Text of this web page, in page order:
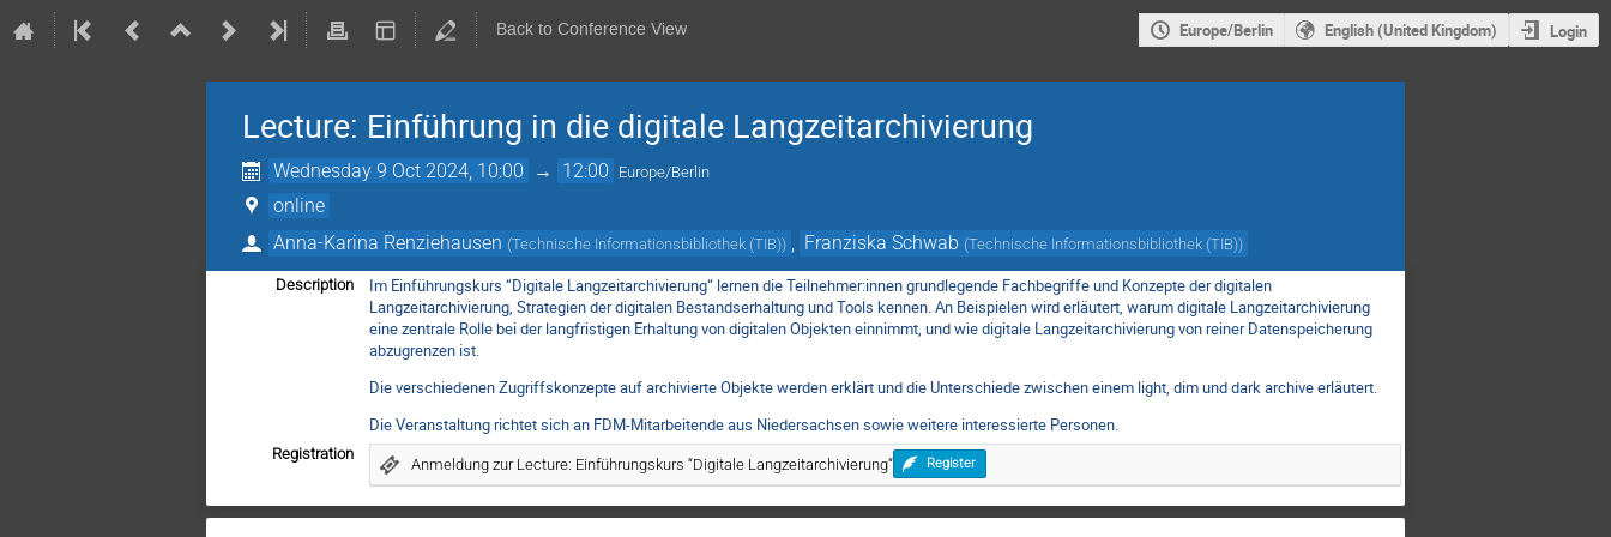
Back to Conference View Europe/Berlin English (United Kingdom) Login
Lecture: Einführung in die digitale Langzeitarchivierung
Wednesday 9 Oct 2024, 10:00 → 12:00 Europe/Berlin
online
Anna-Karina Renziehausen (Technische Informationsbibliothek (TIB)) Franziska Schwab (Technische Informationsbibliothek (TIB))
Description
Im Einführungskurs “Digitale Langzeitarchivierung“ lernen die Teilnehmer:innen grundlegende Fachbegriffe und Konzepte der digitalen
Langzeitarchivierung, Strategien der digitalen Bestandserhaltung und Tools kennen. An Beispielen wird erläutert, warum digitale Langzeitarchivierung
eine zentrale Rolle bei der langfristigen Erhaltung von digitalen Objekten einnimmt, und wie digitale Langzeitarchivierung von reiner Datenspeicherung
abzugrenzen ist.
Die verschiedenen Zugriffskonzepte auf archivierte Objekte werden erklärt und die Unterschiede zwischen einem light, dim und dark archive erläutert.
Die Veranstaltung richtet sich an FDM-Mitarbeitende aus Niedersachsen sowie weitere interessierte Personen.
Registration
Anmeldung zur Lecture: Einführungskurs “Digitale Langzeitarchivierung“ Register